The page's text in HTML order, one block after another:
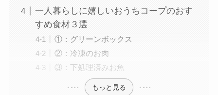
一人暮らしに嬉しいおうちコープのおす
すめ食材３選
①：グリーンボックス
②：冷凍のお肉
③：下処理済みお魚
もっと見る